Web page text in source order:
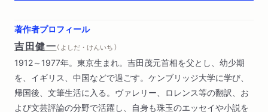
著作者プロフィール
吉田健一（ よしだ・けんいち ）
1912～1977年。東京生まれ。吉田茂元首相を父とし、幼少期
を、イギリス、中国などで過ごす。ケンブリッジ大学に学び、
帰国後、文筆生活に入る。ヴァレリー、ロレンス等の翻訳、お
よび文芸評論の分野で活躍し、自身も珠玉のエッセイや小説を